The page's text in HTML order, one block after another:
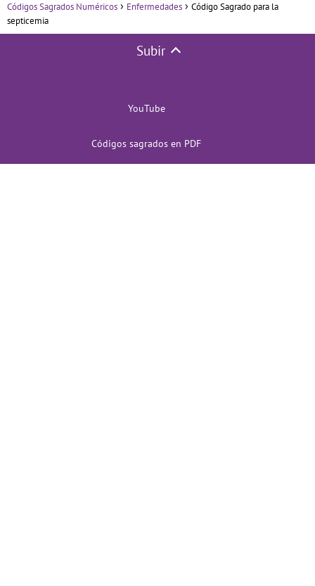
Códigos Sagrados Numéricos Enfermedades
Código Sagrado para la
septicemia
Subir
YouTube
Códigos sagrados en PDF